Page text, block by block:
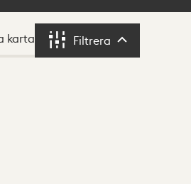
karta Filtrera Filtrera